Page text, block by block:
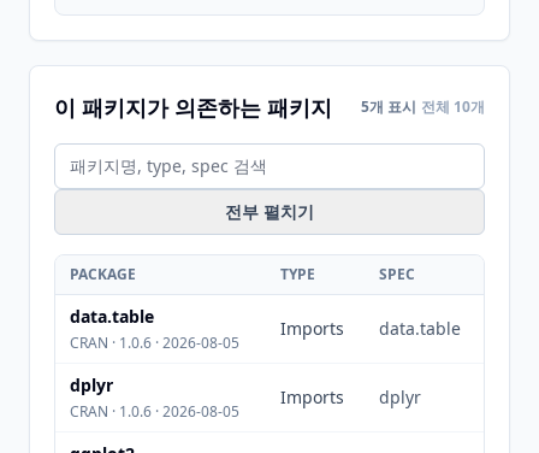
이 패키지가 의존하는 패키지 5개 표시 전체 10개
전부 펼치기
PACKAGE TYPE SPEC
data.table
CRAN · 1.0.6 · 2026-08-05
Imports data.table
dplyr
CRAN · 1.0.6 · 2026-08-05
Imports dplyr